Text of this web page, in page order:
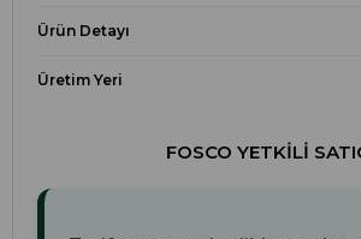
Ürün Detayı
Üretim Yeri
FOSCO YETKILI